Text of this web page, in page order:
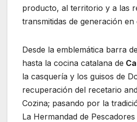
producto, al territorio y a las
transmitidas de generación en
Desde la emblemática barra de
hasta la cocina catalana de
la casquería y los guisos de
recuperación del recetario
Cozina; pasando por la
La Hermandad de